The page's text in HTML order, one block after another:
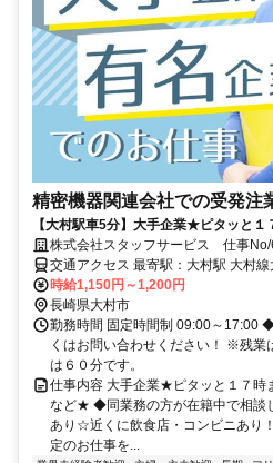
精密機器関連会社での受発注
【大村駅車5分】大手企業★ピタッと
業務など★
株式会社スタッフサービス 仕事
交通アクセ
時給1,150円～1,200円
長崎県大村市
勤務時間 固定時間制 09:00～17:00
くはお問い合わせください！ ※残
は６０分です。
仕事内容 大手企業★ピタッと１７
など★ ◆同業務の方が在籍中で相談
あり☆近くに飲食店・コンビニあり
定のお仕事を...